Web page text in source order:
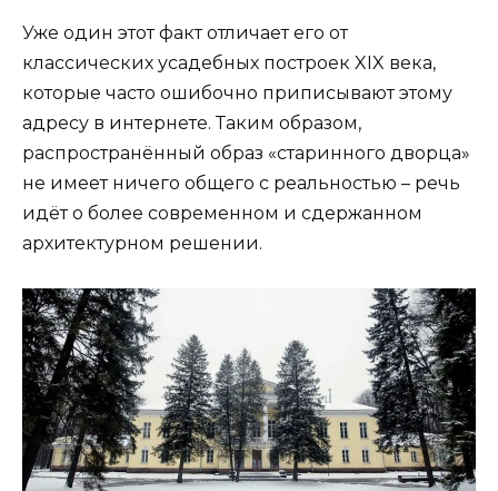
Уже один этот факт отличает его от
классических усадебных построек XIX века,
которые часто ошибочно приписывают этому
адресу в интернете. Таким образом,
распространённый образ «старинного дворца»
не имеет ничего общего с реальностью – речь
идёт о более современном и сдержанном
архитектурном решении.